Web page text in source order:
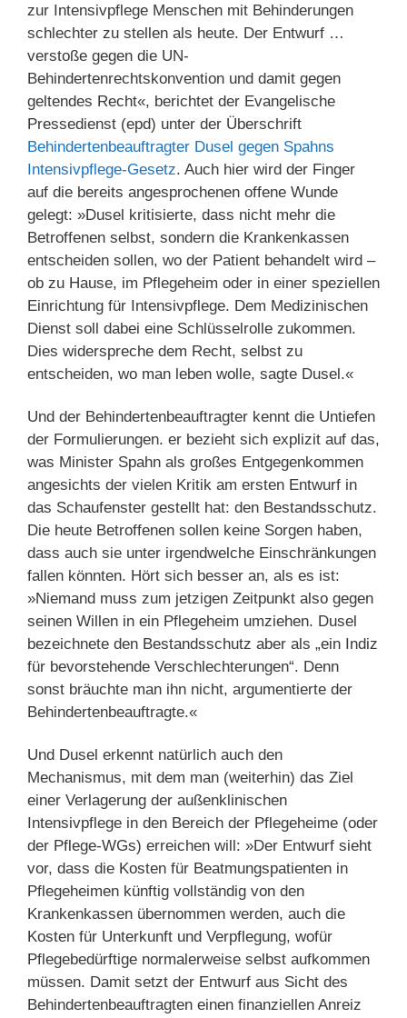
zur Intensivpflege Menschen mit Behinderungen
schlechter zu stellen als heute. Der Entwurf …
verstoße gegen die UN-
Behindertenrechtskonvention und damit gegen
geltendes Recht«, berichtet der Evangelische
Pressedienst (epd) unter der Überschrift
Behindertenbeauftragter Dusel gegen Spahns
Intensivpflege-Gesetz. Auch hier wird der Finger
auf die bereits angesprochenen offene Wunde
gelegt: »Dusel kritisierte, dass nicht mehr die
Betroffenen selbst, sondern die Krankenkassen
entscheiden sollen, wo der Patient behandelt wird –
ob zu Hause, im Pflegeheim oder in einer speziellen
Einrichtung für Intensivpflege. Dem Medizinischen
Dienst soll dabei eine Schlüsselrolle zukommen.
Dies widerspreche dem Recht, selbst zu
entscheiden, wo man leben wolle, sagte Dusel.«
Und der Behindertenbeauftragter kennt die Untiefen
der Formulierungen. er bezieht sich explizit auf das,
was Minister Spahn als großes Entgegenkommen
angesichts der vielen Kritik am ersten Entwurf in
das Schaufenster gestellt hat: den Bestandsschutz.
Die heute Betroffenen sollen keine Sorgen haben,
dass auch sie unter irgendwelche Einschränkungen
fallen könnten. Hört sich besser an, als es ist:
»Niemand muss zum jetzigen Zeitpunkt also gegen
seinen Willen in ein Pflegeheim umziehen. Dusel
bezeichnete den Bestandsschutz aber als „ein Indiz
für bevorstehende Verschlechterungen“. Denn
sonst bräuchte man ihn nicht, argumentierte der
Behindertenbeauftragte.«
Und Dusel erkennt natürlich auch den
Mechanismus, mit dem man (weiterhin) das Ziel
einer Verlagerung der außenklinischen
Intensivpflege in den Bereich der Pflegeheime (oder
der Pflege-WGs) erreichen will: »Der Entwurf sieht
vor, dass die Kosten für Beatmungspatienten in
Pflegeheimen künftig vollständig von den
Krankenkassen übernommen werden, auch die
Kosten für Unterkunft und Verpflegung, wofür
Pflegebedürftige normalerweise selbst aufkommen
müssen. Damit setzt der Entwurf aus Sicht des
Behindertenbeauftragten einen finanziellen Anreiz